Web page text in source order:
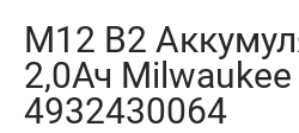
M12 B2
2,0Ач Milwaukee
4932430064